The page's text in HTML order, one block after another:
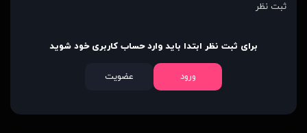
ثبت نظر
برای ثبت نظر ابتدا باید وارد حساب کاربری خود شوید
ورود عضویت